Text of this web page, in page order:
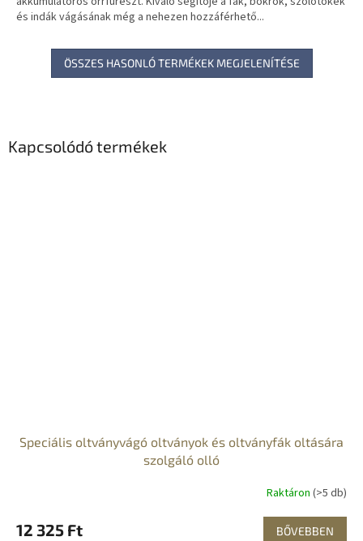
Kapcsolódó termékek
Speciális oltványvágó oltványok és oltványfák oltására
szolgáló olló
Raktáron (>5 db)
12 325 Ft BŐVEBBEN
és indák vágásának még a nehezen hozzáférhető...
ÖSSZES HASONLÓ TERMÉKEK MEGJELENÍTÉSE